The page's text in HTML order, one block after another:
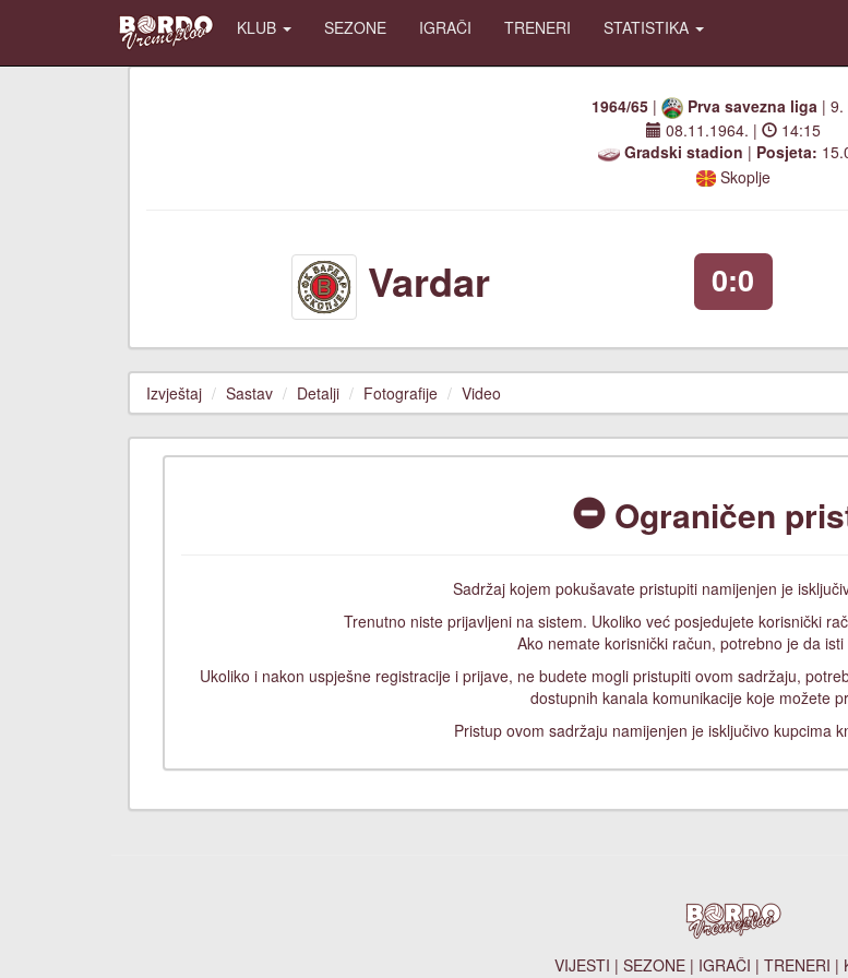
KLUB SEZONE IGRAČI TRENERI STATISTIKA
1964/65| Prva savezna liga| 9.
08.11.1964. |
14:15
Gradski stadion | Posjeta:
Skoplje
Vardar 0:0
Izvještaj Sastav Detalji Fotografije Video
Ograničen
Sadržaj kojem pokušavate pristupiti namijenjen je
Trenutno niste prijavljeni na sistem. Ukoliko već posjedujete korisnički
Ako nemate korisnički račun, potrebno je da
Ukoliko i nakon uspješne registracije i prijave, ne budete mogli pristupiti ovom sadržaju,
dostupnih kanala komunikacije koje možete
Pristup ovom sadržaju namijenjen je isključivo kupcima
VIJESTI | SEZONE| IGRAČI | TRENERI |